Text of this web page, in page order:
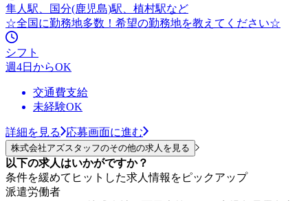
隼人駅、国分(鹿児島)駅、植村駅など
☆全国に勤務地多数！希望の勤務地を教えてください☆
シフト
週4日からOK
交通費支給
未経験OK
詳細を見る 応募画面に進む
株式会社アズスタッフのその他の求人を見る
以下の求人はいかがですか？
条件を緩めてヒットした求人情報をピックアップ
派遣労働者